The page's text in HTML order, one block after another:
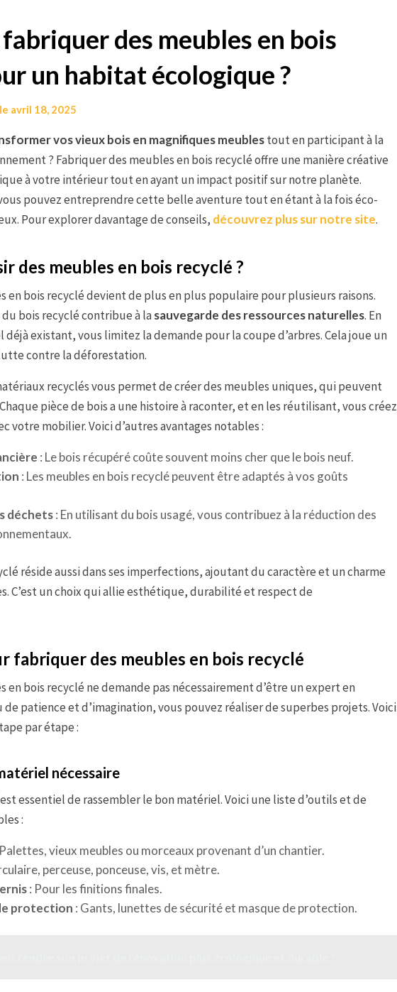
des meubles en bois
un habitat écologique ?
avril 18, 2025
vos vieux bois en magnifiques meublestout en participant à la
? Fabriquer des meubles en bois recyclé offre une manière créative
à votre intérieur tout en ayant un impact positif sur notre planète.
pouvez entreprendre cette belle aventure tout en étant à la fois éco-
Pour explorer davantage de conseils, découvrez plus sur notre site.
des meubles en bois recyclé ?
en bois recyclé devient de plus en plus populaire pour plusieurs raisons.
bois recyclé contribue à lasauvegarde des ressources naturelles. En
existant, vous limitez la demande pour la coupe d’arbres. Cela joue un
contre la déforestation.
recyclés vous permet de créer des meubles uniques, qui peuvent
pièce de bois a une histoire à raconter, et en les réutilisant, vous créez
votre mobilier. Voici d’autres avantages notables :
: Le bois récupéré coûte souvent moins cher que le bois neuf.
: Les meubles en bois recyclé peuvent être adaptés à vos goûts
déchets: En utilisant du bois usagé, vous contribuez à la réduction des
réside aussi dans ses imperfections, ajoutant du caractère et un charme
C’est un choix qui allie esthétique, durabilité et respect de
fabriquer des meubles en bois recyclé
en bois recyclé ne demande pas nécessairement d’être un expert en
de patience et d’imagination, vous pouvez réaliser de superbes projets. Voici
par étape :
nécessaire
essentiel de rassembler le bon matériel. Voici une liste d’outils et de
:
vieux meubles ou morceaux provenant d’un chantier.
perceuse, ponceuse, vis, et mètre.
: Pour les finitions finales.
protection : Gants, lunettes de sécurité et masque de protection.